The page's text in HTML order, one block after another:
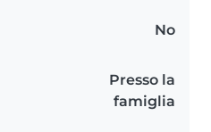
No
Presso la
famiglia